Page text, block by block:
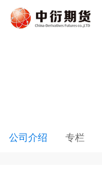
公司介绍 专栏